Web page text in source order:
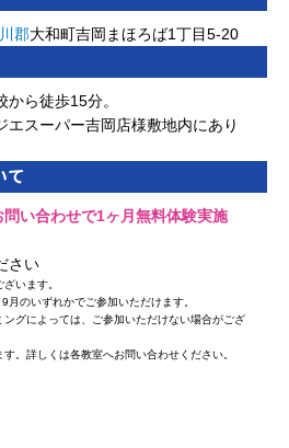
郡大和町吉岡まほろば1丁目5-20
ら徒歩15分。
エスーパー吉岡店様敷地内にあり
て
い合わせで1ヶ月無料体験実施
さい
います。
月のいずれかでご参加いただけます。
グによっては、ご参加いただけない場合がござ
。詳しくは各教室へお問い合わせください。